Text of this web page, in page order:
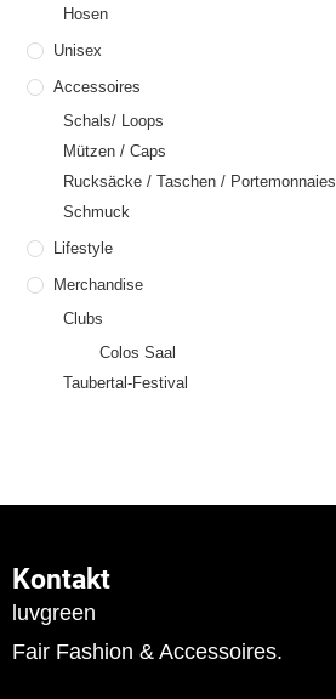
Hosen
Unisex
Accessoires
Schals/ Loops
Mützen / Caps
Rucksäcke / Taschen / Portemonnaies
Schmuck
Lifestyle
Merchandise
Clubs
Colos Saal
Taubertal-Festival
Kontakt
luvgreen
Fair Fashion & Accessoires.